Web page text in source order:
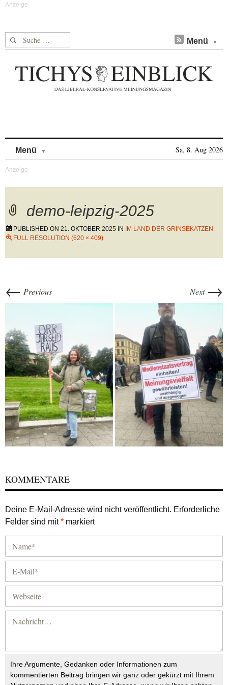
Suche nach: Menü
Menü Sa, 8. Aug 2026
demo-leipzig-2025
PUBLISHED ON 21. OKTOBER 2025 IN
IM LAND DER GRINSEKATZEN
FULL RESOLUTION (620 × 409)
← Previous Next →
KOMMENTARE
Deine E-Mail-Adresse wird nicht veröffentlicht. Erforderliche
Felder sind mit* markiert
Ihre Argumente, Gedanken oder Informationen zum
kommentierten Beitrag bringen wir ganz oder gekürzt mit Ihrem